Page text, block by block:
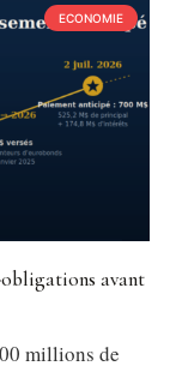
ECONOMIE
avant
millions de